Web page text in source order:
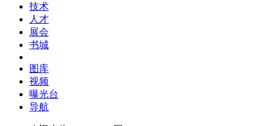
技术
人才
展会
书城
图库
视频
曝光台
导航